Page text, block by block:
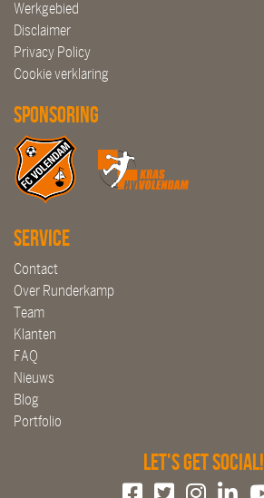
Werkgebied
Disclaimer
Privacy Policy
Cookie verklaring
Sponsoring
Service
Contact
Over Runderkamp
Team
Klanten
FAQ
Nieuws
Blog
Portfolio
Let's get social!